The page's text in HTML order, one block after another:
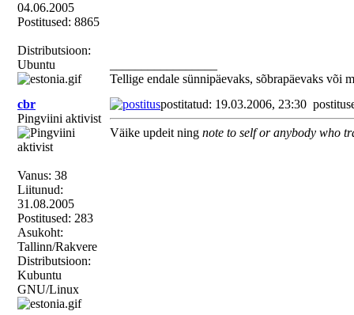
04.06.2005
Postitused: 8865
Distributsioon:
Ubuntu
Tellige endale sünnipäevaks, sõbrapäevaks või
cbr
Pingviini aktivist
Vanus: 38
Liitunud:
31.08.2005
Postitused: 283
Asukoht:
Tallinn/Rakvere
Distributsioon:
Kubuntu
GNU/Linux
postitatud: 19.03.2006, 23:30
Väike updeit ning note to self or anybody who